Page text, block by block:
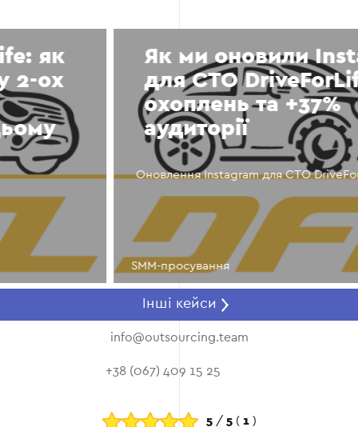
Як ми оновили Instagram
для СТО DriveForLife: +55%
охоплень та +37%
аудиторії
Оновлення Instagram для СТО DriveForLife
SMM-просування
Інші кейси
info@outsourcing.team
+38 (067) 409 15 25
5/ 5( 1)